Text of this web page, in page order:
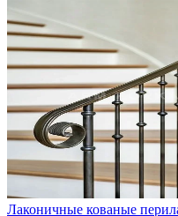
Лаконичные кованые